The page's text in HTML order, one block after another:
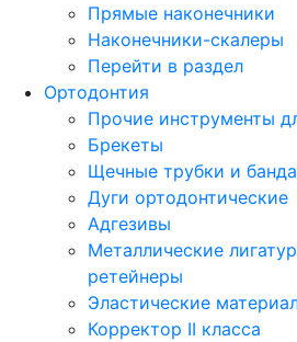
Прямые наконечники
Наконечники-скалеры
Перейти в раздел
Ортодонтия
Прочие инструменты
Брекеты
Щечные трубки и
Дуги ортодонтические
Адгезивы
Металлические
ретейнеры
Эластические
Корректор II класса